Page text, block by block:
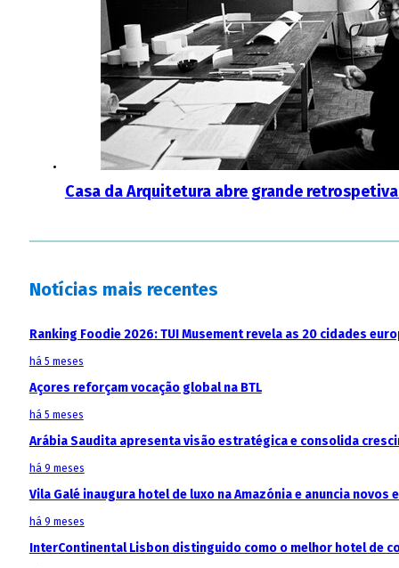
Casa da Arquitetura abre grande
Notícias mais recentes
Ranking Foodie 2026: TUI Musement revela as 20 cidades
há 5 meses
Açores reforçam vocação global na BTL
há 5 meses
Arábia Saudita apresenta visão estratégica e consolida
há 9 meses
Vila Galé inaugura hotel de luxo na Amazónia e anuncia
há 9 meses
InterContinental Lisbon distinguido como o melhor hotel de